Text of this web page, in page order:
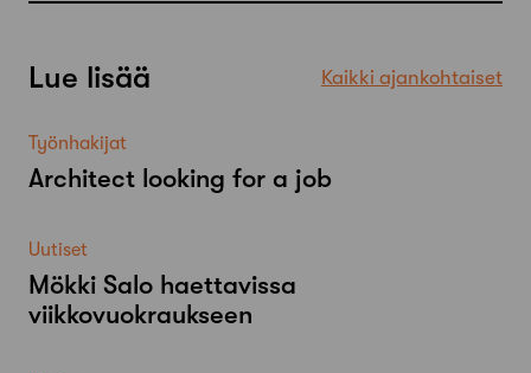
Lue lisää Kaikki ajankohtaiset
Työnhakijat
Architect looking for a job
Uutiset
Mökki Salo haettavissa
viikkovuokraukseen